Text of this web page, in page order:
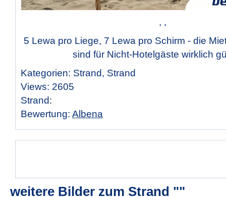
, ,
5 Lewa pro Liege, 7 Lewa pro Schirm - die
sind für Nicht-Hotelgäste wirklich
Kategorien: Strand, Strand
Views: 2605
Strand:
Bewertung: Albena
weitere Bilder zum Strand ""